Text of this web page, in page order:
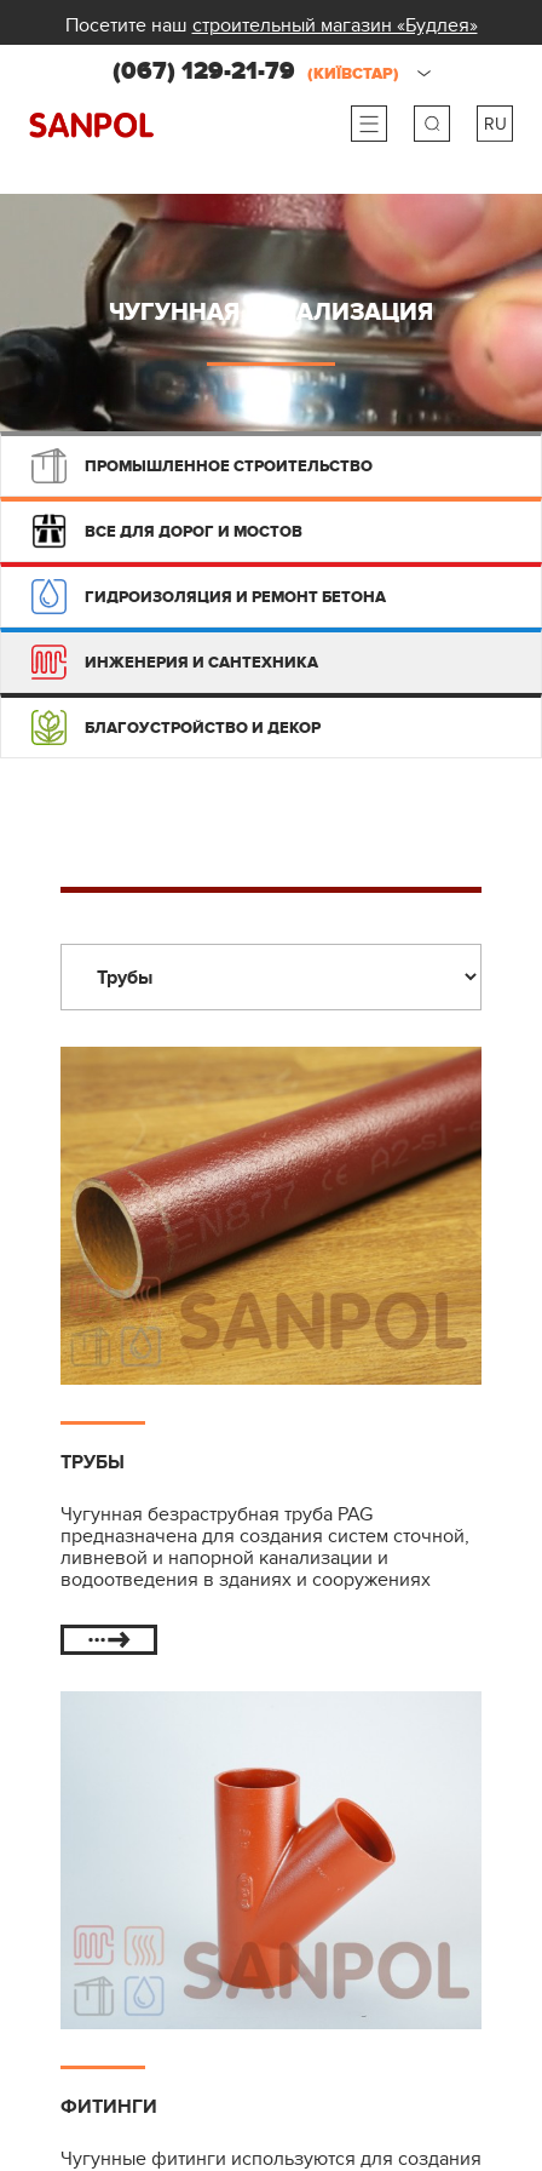
Посетите наш строительный магазин «Будлея»
(067) 129-21-79 (КИЇВСТАР)
RU
ua
ЧУГУННАЯ КАНАЛИЗАЦИЯ
ПРОМЫШЛЕННОЕ СТРОИТЕЛЬСТВО
ВСЕ ДЛЯ ДОРОГ И МОСТОВ
ГИДРОИЗОЛЯЦИЯ И РЕМОНТ БЕТОНА
ИНЖЕНЕРИЯ И САНТЕХНИКА
БЛАГОУСТРОЙСТВО И ДЕКОР
ТРУБЫ
Чугунная безраструбная труба PAG
предназначена для создания систем сточной,
ливневой и напорной канализации и
водоотведения в зданиях и сооружениях
ФИТИНГИ
Чугунные фитинги используются для создания